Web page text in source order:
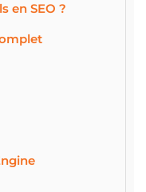
en SEO ?